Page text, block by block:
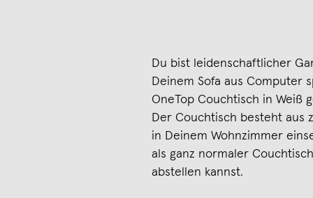
Du bist leidenschaftlicher
Deinem Sofa aus Computer
OneTop Couchtisch in Weiß
Der Couchtisch besteht aus
in Deinem Wohnzimmer
als ganz normaler
abstellen kannst.